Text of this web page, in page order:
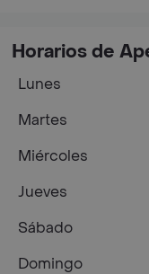
Horarios de
Lunes
Martes
Miércoles
Jueves
Sábado
Domingo